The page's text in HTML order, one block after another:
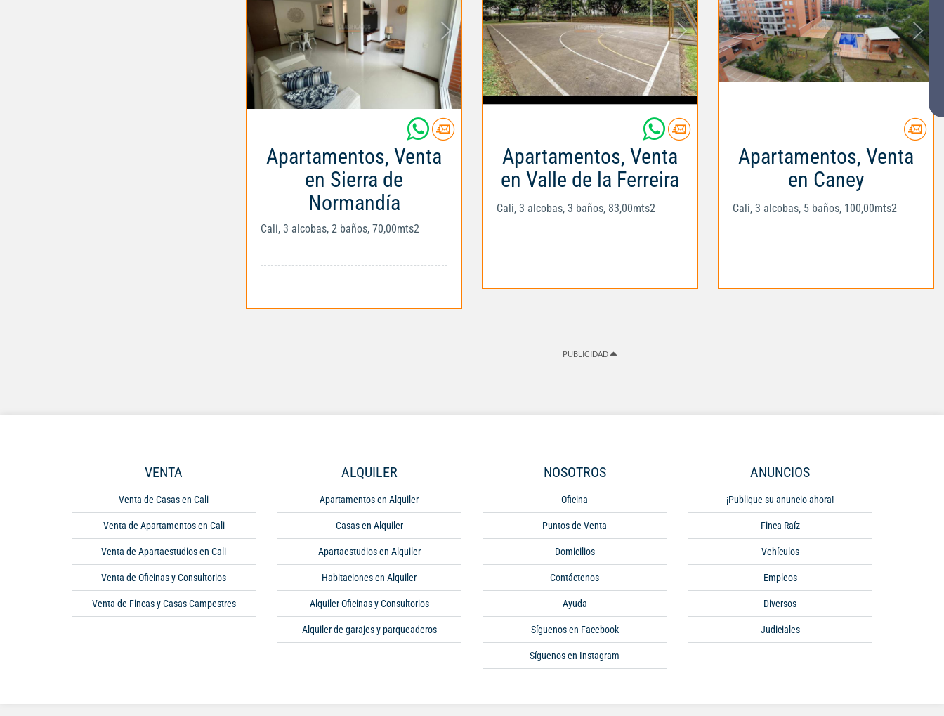
Apartamentos, Venta
en Sierra de
Normandía
Cali, 3 alcobas, 2 baños, 70,00mts2
Apartamentos, Venta
en Valle de la Ferreira
Cali, 3 alcobas, 3 baños, 83,00mts2
Apartamentos, Venta
en Caney
Cali, 3 alcobas, 5 baños, 100,00mts2
PUBLICIDAD
VENTA
Venta de Casas en Cali
Venta de Apartamentos en Cali
Venta de Apartaestudios en Cali
Venta de Oficinas y Consultorios
Venta de Fincas y Casas Campestres
ALQUILER
Apartamentos en Alquiler
Casas en Alquiler
Apartaestudios en Alquiler
Habitaciones en Alquiler
Alquiler Oficinas y Consultorios
Alquiler de garajes y parqueaderos
NOSOTROS
Oficina
Puntos de Venta
Domicilios
Contáctenos
Ayuda
Síguenos en Facebook
Síguenos en Instagram
ANUNCIOS
¡Publique su anuncio ahora!
Finca Raíz
Vehículos
Empleos
Diversos
Judiciales